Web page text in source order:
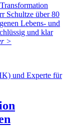
Schultze über 80
Lebens- und
und klar
>